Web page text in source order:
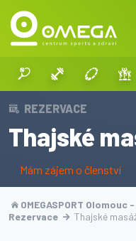
REZERVACE
Thajské
Mám zájem o členství
OMEGASPORT
Rezervace
Thajské